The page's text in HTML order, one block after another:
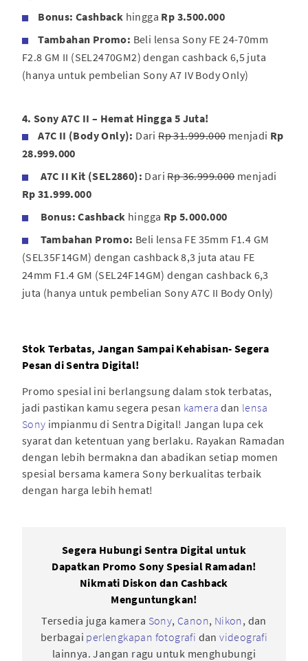
Bonus:Cashback hingga Rp 3.500.000
Tambahan Promo: Beli lensa Sony FE 24-70mm
F2.8 GM II (SEL2470GM2) dengan cashback 6,5 juta
(hanya untuk pembelian Sony A7 IV Body Only)
4. Sony A7C II – Hemat Hingga 5 Juta!
A7C II (Body Only): DariRp 31.999.000menjadi Rp
28.999.000
A7C II Kit (SEL2860): DariRp 36.999.000menjadi
Rp 31.999.000
Bonus: Cashback hingga Rp 5.000.000
Tambahan Promo: Beli lensa FE 35mm F1.4 GM
(SEL35F14GM) dengan cashback 8,3 juta atau FE
24mm F1.4 GM (SEL24F14GM) dengan cashback 6,3
juta (hanya untuk pembelian Sony A7C II Body Only)
Stok Terbatas, Jangan Sampai Kehabisan- Segera
Pesan di Sentra Digital!
Promo spesial ini berlangsung dalam stok terbatas,
jadi pastikan kamu segera pesan kamera dan lensa
Sony impianmu di Sentra Digital! Jangan lupa cek
syarat dan ketentuan yang berlaku. Rayakan Ramadan
dengan lebih bermakna dan abadikan setiap momen
spesial bersama kamera Sony berkualitas terbaik
dengan harga lebih hemat!
Segera Hubungi Sentra Digital untuk
Dapatkan Promo Sony Spesial Ramadan!
Nikmati Diskon dan Cashback
Menguntungkan!
Tersedia juga kamera Sony, Canon, Nikon, dan
berbagai perlengkapan fotografi danvideografi
lainnya. Jangan ragu untuk menghubungi